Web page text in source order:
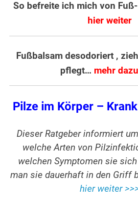
So befreite ich mich von
hier weiter
Fußbalsam desodoriert ,
pflegt… mehr
Pilze im Körper –
Dieser Ratgeber informiert
welche Arten von
welchen Symptomen sie
man sie dauerhaft in den Griff
hier weiter